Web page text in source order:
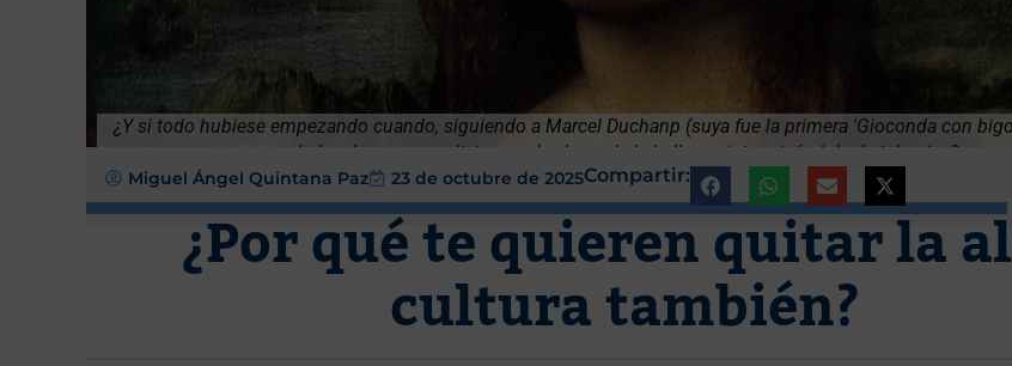
¿Y si todo hubiese empezando cuando, siguiendo a Marcel Duchanp (suya fue la primera 'Gioconda con
dado a los vanguardistas por burlarse de la belleza pintarrajeándola de tal guisa?
Miguel Ángel Quintana Paz 23 de octubre de 2025Compartir:
¿Por qué te quieren quitar la
cultura también?